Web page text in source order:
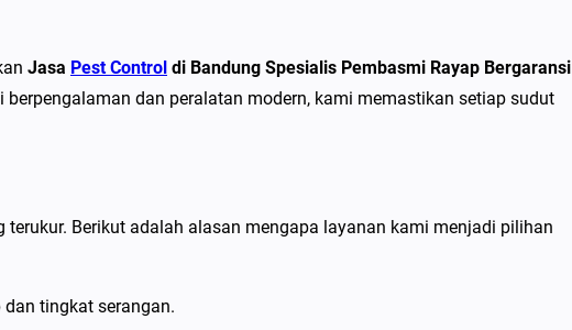
Jasa Pest Control di Bandung Spesialis Pembasmi Rayap Bergaransi
dan peralatan modern, kami memastikan setiap sudut
Berikut adalah alasan mengapa layanan kami menjadi pilihan
tingkat serangan.